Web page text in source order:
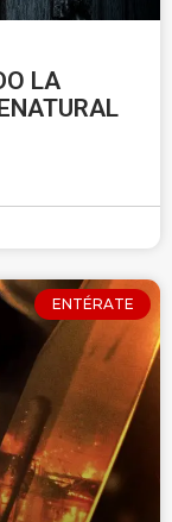
LA
ENTÉRATE